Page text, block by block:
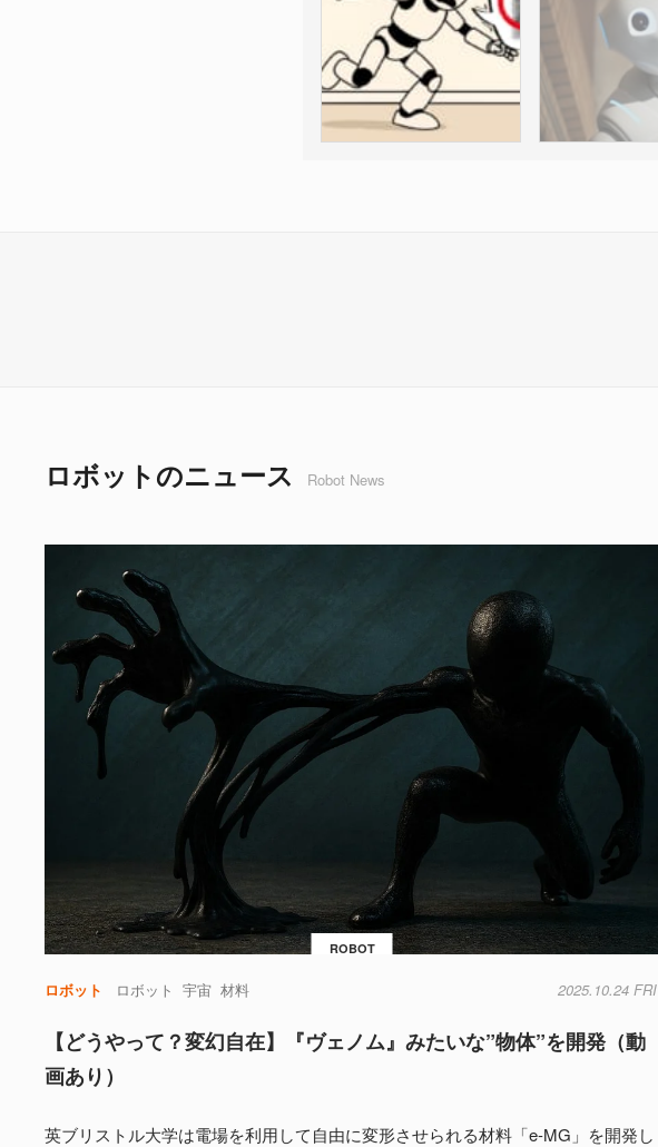
ロボットのニュース Robot News
ROBOT
ロボット ロボット 宇宙 材料 2025.10.24 FRI
【どうやって？変幻自在】『ヴェノム』みたいな”物体”を開発（動
画あり）
英ブリストル大学は電場を利用して自由に変形させられる材料「e-MG」を開発し